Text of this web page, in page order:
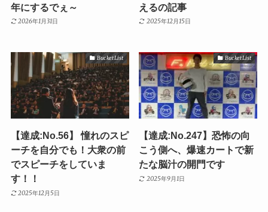
年にするでぇ～
2026年1月31日
えるの記事
2025年12月15日
Bucket List
【達成:No.56】 憧れのスピ
ーチを自分でも！大衆の前
でスピーチをしていま
す！！
2025年12月5日
Bucket List
【達成:No.247】恐怖の向
こう側へ、爆速カートで新
たな脳汁の開門です
2025年9月1日